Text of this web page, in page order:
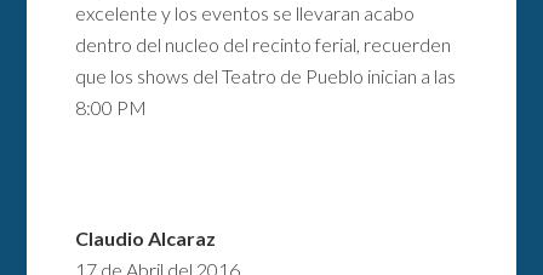
excelente y los eventos se llevaran acabo
dentro del nucleo del recinto ferial, recuerden
que los shows del Teatro de Pueblo inician a las
8:00 PM
Claudio Alcaraz
17 de Abril del 2016